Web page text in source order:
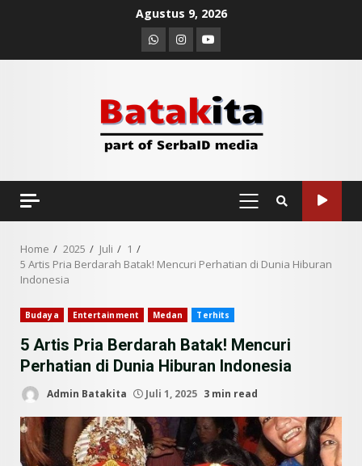
Agustus 9, 2026
Whatsapp
Instagram
Youtube
PRIMARY
Home 2025 Juli
1
5 Artis Pria Berdarah Batak! Mencuri Perhatian di Dunia Hiburan
Indonesia
Budaya Entertainment Medan Terhits
5 Artis Pria Berdarah Batak! Mencuri
Perhatian di Dunia Hiburan Indonesia
Admin Batakita Juli 1, 2025 3 min read